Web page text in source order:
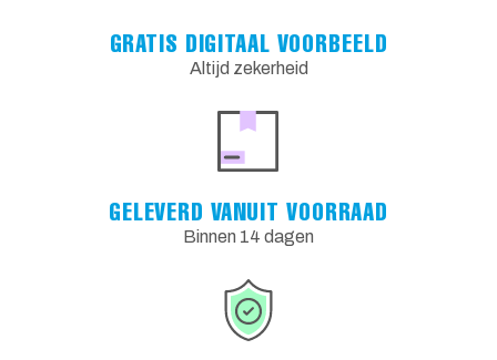
GRATIS DIGITAAL VOORBEELD
Altijd zekerheid
GELEVERD VANUIT VOORRAAD
Binnen 14 dagen